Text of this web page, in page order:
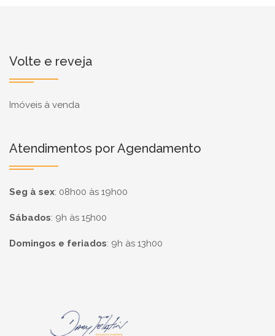
Volte e reveja
Imóveis à venda
Atendimentos por Agendamento
Seg à sex: 08h00 às 19h00
Sábados: 9h às 15h00
Domingos e feriados: 9h às 13h00